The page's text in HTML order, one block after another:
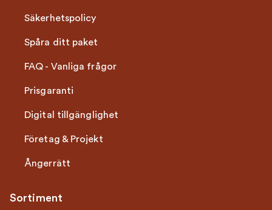
Säkerhetspolicy
Spåra ditt paket
FAQ - Vanliga frågor
Prisgaranti
Digital tillgänglighet
Företag & Projekt
Ångerrätt
Sortiment